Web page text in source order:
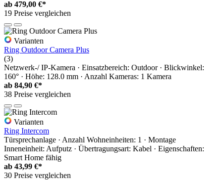
ab 479,00 €*
19 Preise vergleichen
Varianten
Ring Outdoor Camera Plus
(3)
Netzwerk-/ IP-Kamera · Einsatzbereich: Outdoor · Blickwinkel:
160° · Höhe: 128.0 mm · Anzahl Kameras: 1 Kamera
ab 84,90 €*
38 Preise vergleichen
Varianten
Ring Intercom
Türsprechanlage · Anzahl Wohneinheiten: 1 · Montage
Inneneinheit: Aufputz · Übertragungsart: Kabel · Eigenschaften:
Smart Home fähig
ab 43,99 €*
30 Preise vergleichen